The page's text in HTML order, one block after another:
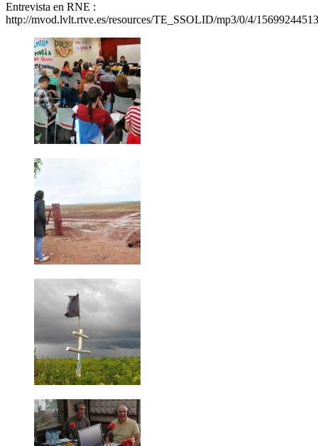
Entrevista en RNE :
http://mvod.lvlt.rtve.es/resources/TE_SSOLID/mp3/0/4/